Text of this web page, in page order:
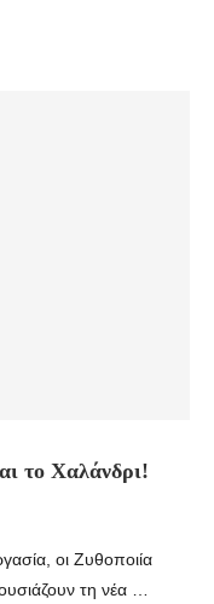
το Χαλάνδρι!
οι Ζυθοποιία
τη νέα …